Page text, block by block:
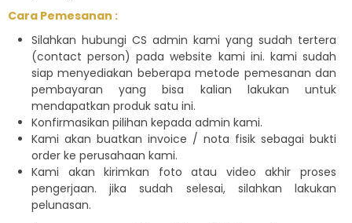
Cara Pemesanan :
Silahkan hubungi CS admin kami yang sudah tertera
(contact person) pada website kami ini. kami sudah
siap menyediakan beberapa metode pemesanan dan
pembayaran yang bisa kalian lakukan untuk
mendapatkan produk satu ini.
Konfirmasikan pilihan kepada admin kami.
Kami akan buatkan invoice / nota fisik sebagai bukti
order ke perusahaan kami.
Kami akan kirimkan foto atau video akhir proses
pengerjaan. jika sudah selesai, silahkan lakukan
pelunasan.